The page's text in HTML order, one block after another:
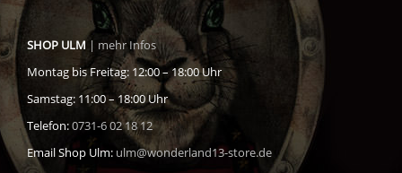
SHOP ULM | mehr Infos
Montag bis Freitag: 12:00 – 18:00 Uhr
Samstag: 11:00 – 18:00 Uhr
Telefon:0731-6 02 18 12
Email Shop Ulm: ulm@wonderland13-store.de